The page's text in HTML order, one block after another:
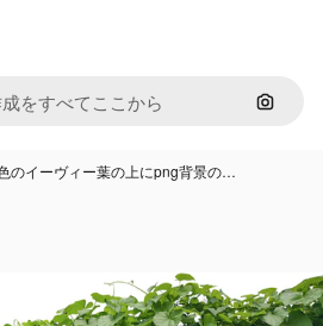
画像で
のイーヴィー葉の上にpng背景の…